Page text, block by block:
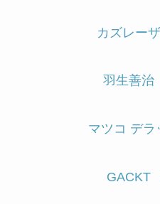
カズレー
羽生善治
マツコ デラ
GACKT